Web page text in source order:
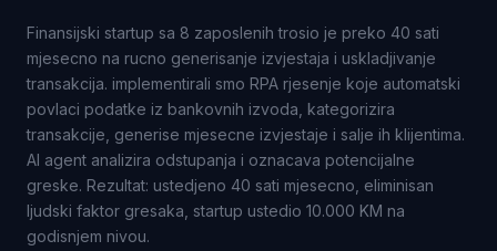
Finansijski startup sa 8 zaposlenih trosio je preko 40 sati
mjesecno na rucno generisanje izvjestaja i uskladjivanje
transakcija. implementirali smo RPA rjesenje koje automatski
povlaci podatke iz bankovnih izvoda, kategorizira
transakcije, generise mjesecne izvjestaje i salje ih klijentima.
AI agent analizira odstupanja i oznacava potencijalne
greske. Rezultat: ustedjeno 40 sati mjesecno, eliminisan
ljudski faktor gresaka, startup ustedio 10.000 KM na
godisnjem nivou.